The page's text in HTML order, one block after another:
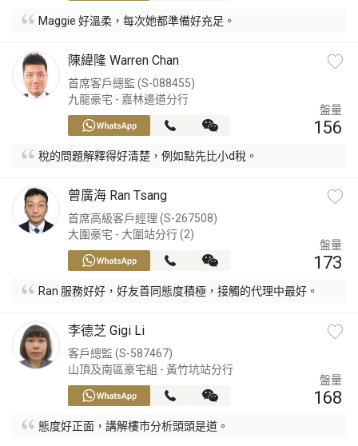
Maggie 好溫柔，每次她都準備好充足。
陳緯隆 Warren Chan
首席客戶總監 (S-088455)
九龍豪宅 - 嘉林邊道分行
稅的問題解釋得好清楚，例如點先比小d稅。
盤量
156
曾廣海 Ran Tsang
首席高級客戶經理 (S-267508)
大圍豪宅 - 大圍站分行 (2)
Ran 服務好好，好友善同態度積極，接觸的代理中最好。
盤量
173
李德芝 Gigi Li
客戶總監 (S-587467)
山頂及南區豪宅組 - 黃竹坑站分行
態度好正面，講解樓市分析頭頭是道。
盤量
168